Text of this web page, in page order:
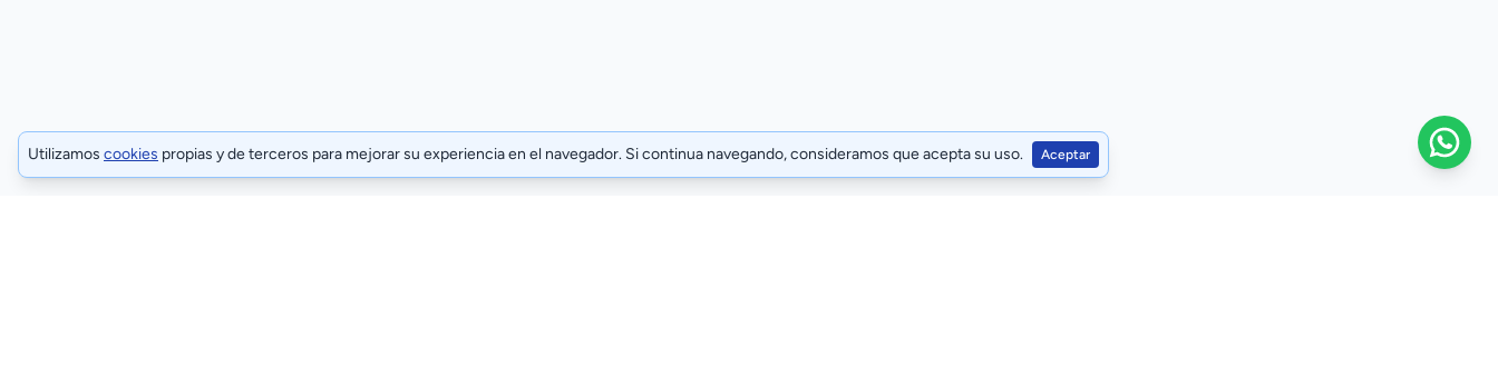
Utilizamos cookies propias y de terceros para mejorar su experiencia en el navegador. Si continua navegando, consideramos que acepta su uso. Aceptar